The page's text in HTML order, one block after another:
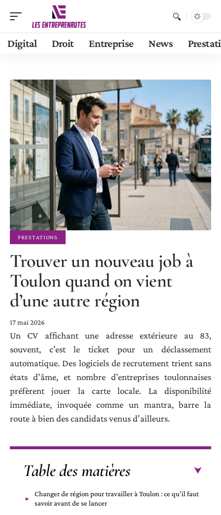
Digital Droit Entreprise News
PRESTATIONS
Trouver un nouveau job à
Toulon quand on vient
d’une autre région
17 mai 2026
Un CV affichant une adresse extérieure au 83,
souvent, c’est le ticket pour un déclassement
automatique. Des logiciels de recrutement trient sans
états d’âme, et nombre d’entreprises toulonnaises
préfèrent jouer la carte locale. La disponibilité
immédiate, invoquée comme un mantra, barre la
route à bien des candidats venus d’ailleurs.
Table des matières
Changer de région pour travailler à Toulon : ce qu’il faut
savoir avant de se lancer